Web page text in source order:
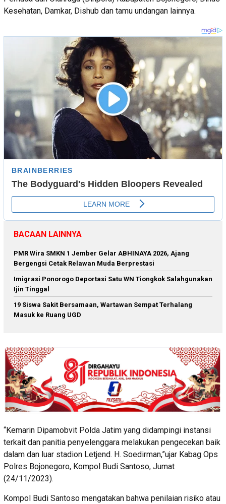
Kesehatan, Damkar, Dishub dan tamu undangan lainnya.
BACAAN LAINNYA
PMR Wira SMKN 1 Jember Gelar ABHINAYA 2026, Ajang
Bergengsi Cetak Relawan Muda Berprestasi
Imigrasi Ponorogo Deportasi Satu WN Tiongkok Salahgunakan
Ijin Tinggal
19 Siswa Sakit Bersamaan, Wartawan Sempat Terhalang
Masuk ke Ruang UGD
“Kemarin Dipamobvit Polda Jatim yang didampingi instansi
terkait dan panitia penyelenggara melakukan pengecekan baik
dalam dan luar stadion Letjend. H. Soedirman,”ujar Kabag Ops
Polres Bojonegoro, Kompol Budi Santoso, Jumat
(24/11/2023).
Kompol Budi Santoso mengatakan bahwa penilaian risiko atau